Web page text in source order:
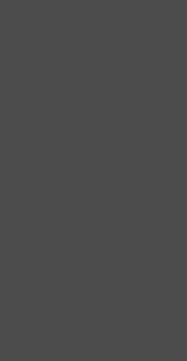
Meisterklasse und